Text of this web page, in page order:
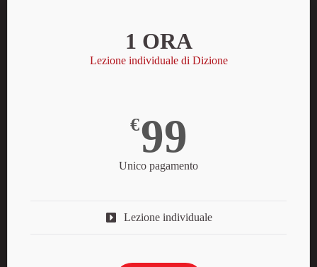
1 ORA
Lezione individuale di Dizione
€99
Unico pagamento
Lezione individuale